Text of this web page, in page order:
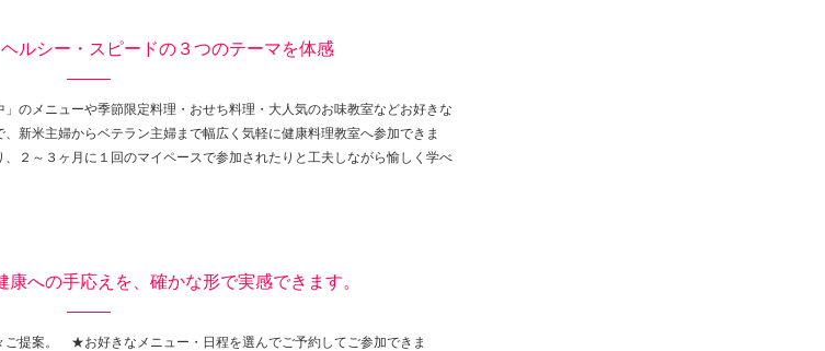
ルシー・スピードの３つのテーマを体感
」のメニューや季節限定料理・おせち料理・大人気のお味教室などお好きな
新米主婦からベテラン主婦まで幅広く気軽に健康料理教室へ参加できま
２～３ヶ月に１回のマイペースで参加されたりと工夫しながら愉しく学べ
への手応えを、確かな形で実感できます。
提案。 ★お好きなメニュー・日程を選んでご予約してご参加できま